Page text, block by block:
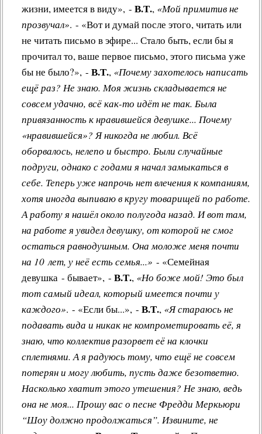
жизни, имеется в виду», - В.Т., «Мой примитив не
прозвучал». - «Вот и думай после этого, читать или
не читать письмо в эфире... Стало быть, если бы я
прочитал то, ваше первое письмо, этого письма уже
бы не было?», - В.Т., «Почему захотелось написать
ещё раз? Не знаю. Моя жизнь складывается не
совсем удачно, всё как-то идёт не так. Была
привязанность к нравившейся девушке... Почему
«нравившейся»? Я никогда не любил. Всё
оборвалось, нелепо и быстро. Были случайные
подруги, однако с годами я начал замыкаться в
себе. Теперь уже напрочь нет влечения к компаниям,
хотя иногда выпиваю в кругу товарищей по работе.
А работу я нашёл около полугода назад. И вот там,
на работе я увидел девушку, от которой не смог
остаться равнодушным. Она моложе меня почти
на 10 лет, у неё есть семья...» - «Семейная
девушка - бывает», - В.Т., «Но боже мой! Это был
тот самый идеал, который имеется почти у
каждого». - «Если бы...», - В.Т., «Я стараюсь не
подавать вида и никак не компрометировать её, я
знаю, что коллектив разорвет её на клочки
сплетнями. А я радуюсь тому, что ещё не совсем
потерян и могу любить, пусть даже безответно.
Насколько хватит этого утешения? Не знаю, ведь
она не моя... Прошу вас о песне Фредди Меркьюри
“Шоу должно продолжаться”. Извините, не